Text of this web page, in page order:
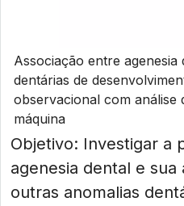
Associação entre agenesia
dentárias de
observacional com análise
máquina
Objetivo: Investigar a
agenesia dental e sua
outras anomalias